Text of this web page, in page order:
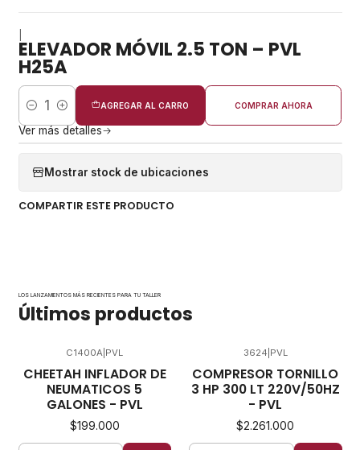
ELEVADOR MÓVIL 2.5 TON – PVL
H25A
Cantidad
AGREGAR AL CARRO COMPRAR AHORA
Ver más detalles
Mostrar stock de ubicaciones
COMPARTIR ESTE PRODUCTO
LOS LANZAMIENTOS MÁS RECIENTES PARA TU TALLER
Últimos productos
C1400A PVL
CHEETAH INFLADOR DE
NEUMATICOS 5
GALONES - PVL
$199.000
3624 PVL
COMPRESOR TORNILLO
3 HP 300 LT 220V/50HZ
- PVL
$2.261.000